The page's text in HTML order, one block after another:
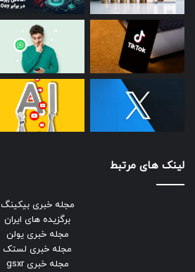
لینک های مرتبط
مجله خبری بیکینگ
برگزیده های ایران
مجله خبری یولن
مجله خبری لستک
مجله خبری gsxr